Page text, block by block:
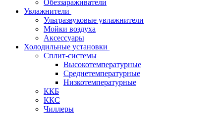
Обеззараживатели
Увлажнители
Ультразвуковые увлажнители
Мойки воздуха
Аксессуары
Холодильные установки
Сплит-системы
Высокотемпературные
Среднетемпературные
Низкотемпературные
ККБ
ККС
Чиллеры